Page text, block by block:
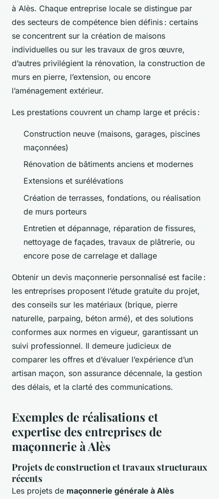
à Alès. Chaque entreprise locale se distingue par
des secteurs de compétence bien définis : certains
se concentrent sur la création de maisons
individuelles ou sur les travaux de gros œuvre,
d’autres privilégient la rénovation, la construction de
murs en pierre, l’extension, ou encore
l’aménagement extérieur.
Les prestations couvrent un champ large et précis :
Construction neuve (maisons, garages, piscines
maçonnées)
Rénovation de bâtiments anciens et modernes
Extensions et surélévations
Création de terrasses, fondations, ou réalisation
de murs porteurs
Entretien et dépannage, réparation de fissures,
nettoyage de façades, travaux de plâtrerie, ou
encore pose de carrelage et dallage
Obtenir un devis maçonnerie personnalisé est facile :
les entreprises proposent l’étude gratuite du projet,
des conseils sur les matériaux (brique, pierre
naturelle, parpaing, béton armé), et des solutions
conformes aux normes en vigueur, garantissant un
suivi professionnel. Il demeure judicieux de
comparer les offres et d’évaluer l’expérience d’un
artisan maçon, son assurance décennale, la gestion
des délais, et la clarté des communications.
Exemples de réalisations et
expertise des entreprises de
maçonnerie à Alès
Projets de construction et travaux structuraux
récents
Les projets de maçonnerie générale à Alès